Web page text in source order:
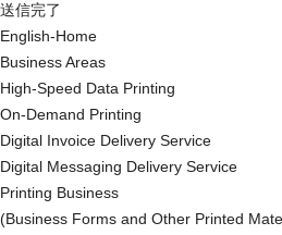
送信完了
English-Home
Business Areas
High-Speed Data Printing
On-Demand Printing
Digital Invoice Delivery Service
Digital Messaging Delivery Service
Printing Business
(Business Forms and Other Printed